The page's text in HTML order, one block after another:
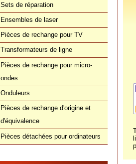
Sets de réparation
Ensembles de laser
Pièces de rechange pour TV
Transformateurs de ligne
Pièces de rechange pour micro-
ondes
Onduleurs
Pièces de rechange d'origine et
d'équivalence
Pièces détachées pour ordinateurs